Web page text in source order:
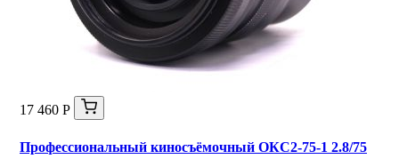
17 460 Р
Профессиональный киносъёмочный ОКС2-75-1 2.8/75